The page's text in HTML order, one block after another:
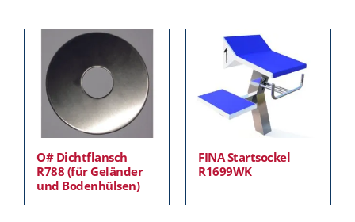
O# Dichtflansch
R788 (für Geländer
und Bodenhülsen)
FINA Startsockel
R1699WK